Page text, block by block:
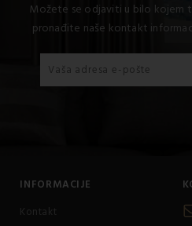
Možete se odjaviti u bilo kojem
pronađite naše kontakt
INFORMACIJE
Kontakt